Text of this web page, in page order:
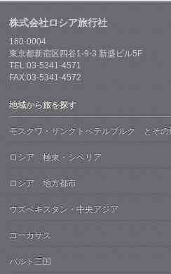
株式会社ロシア旅行社
160-0004
東京都新宿区四谷1-9-3 新盛ビル5F
TEL:03-5341-4571
FAX:03-5341-4572
地域から旅を探す
モスクワ・サンクトペテルブルク とその
ロシア 極東・シベリア
ロシア 地方都市
ウズベキスタン・中央アジア
コーカサス
バルト三国